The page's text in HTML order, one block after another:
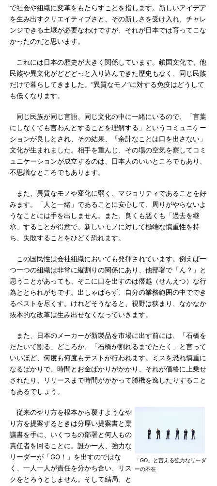
で社会や組織に変革をもたらすことを指します。新しいアイデア
を生み出すクリエイティブさと、その新しさを受け入れ、チャレ
ンジできる土壌が必要なわけですが、それが日本では育ってこな
かったのだと思います。
これには日本の歴史が大きく関係しています。鎖国文化で、他
民族や異文化がどどどっと入り込んできた歴史もなく、同じ民族
だけで暮らしてきました。“異質なモノ”に対する免疫はどうして
も低くなります。
同じ民族が同じ言語、同じ文化の中に一緒にいるので、「言葉
にしなくても言わんとすることを理解する」というコミュニケー
ションが良しとされ、その結果、「余計なことは口を出さない」
文化が生まれました。相手を重んじ、その場の空気を察してコミ
ュニケーションが成立するのは、日本人のいいところでもあり、
不思議なところでもあります。
また、異質なモノや変化に弱く、マジョリティであることを好
みます。「人と一緒」であることに安心して、周りがやらないよ
うなことには手を出しません。また、良くも悪くも「過去を継
承」することが得意で、新しいモノに対して極端な慎重性を持
ち、失敗することをひどく恐れます。
この国民性は会社組織においても発揮されています。例えば一
つ一つの組織は非常に縦割りの関係にあり、他部署で「ん？」と
思うことがあっても、そこに口を出すのは僭越（せんえつ）な行
為ととられがちです。出しゃばらず、自分の業務範囲の中ででき
るベストを尽くす。けれどそうなると、視野は狭まり、なかなか
抜本的な改革は生み出せなくなっていきます。
また、日本のメーカーが新製品を市場に出す前には、「石橋を
たたいて割る」どころか、「石橋が割れるまでたたく」と言って
いいほど、何度も何度もテストが行われます。ミスを恐れ慎重に
なるばかりで、時間とお金ばかりがかかり、それが価格に上乗せ
されたり、リリースまで時間がかかって勝機を逸したりすること
もあるでしょう。
「GO」と言える強力なリーダ
ーの不在
従来のやり方を根本から覆すようなや
り方を提案するときは分厚い提案書と稟
議書を手に、いくつもの部署と何人もの
責任者を回ることに。誰か一人、強力な
リーダーが「GO！」を出すのではな
く、一人一人が責任を分かち合い、リス
クをとろうとしません。そして結局、と